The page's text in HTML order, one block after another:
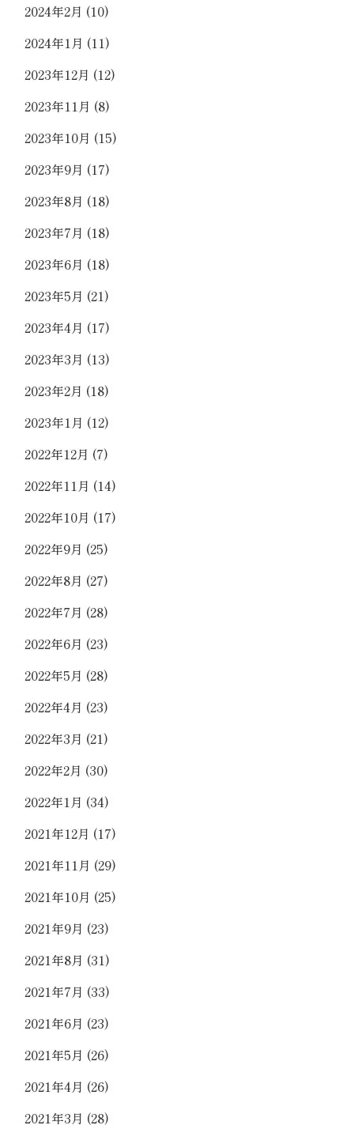
2024年2月 (10)
2024年1月 (11)
2023年12月 (12)
2023年11月 (8)
2023年10月 (15)
2023年9月 (17)
2023年8月 (18)
2023年7月 (18)
2023年6月 (18)
2023年5月 (21)
2023年4月 (17)
2023年3月 (13)
2023年2月 (18)
2023年1月 (12)
2022年12月 (7)
2022年11月 (14)
2022年10月 (17)
2022年9月 (25)
2022年8月 (27)
2022年7月 (28)
2022年6月 (23)
2022年5月 (28)
2022年4月 (23)
2022年3月 (21)
2022年2月 (30)
2022年1月 (34)
2021年12月 (17)
2021年11月 (29)
2021年10月 (25)
2021年9月 (23)
2021年8月 (31)
2021年7月 (33)
2021年6月 (23)
2021年5月 (26)
2021年4月 (26)
2021年3月 (28)